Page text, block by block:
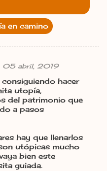
en camino
05 abril, 2019
hacer
utopía,
del patrimonio que
a pasos
hay que llenarlos
utópicas mucho
bien este
guiada.